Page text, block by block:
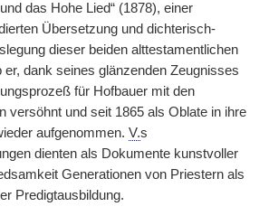
das Hohe Lied“ (1878), einer
Übersetzung und dichterisch-
dieser beiden alttestamentlichen
er, dank seines glänzenden Zeugnisses
für Hofbauer mit den
versöhnt und seit 1865 als Oblate in ihre
aufgenommen. V.s
dienten als Dokumente kunstvoller
Generationen von Priestern als
Predigtausbildung.